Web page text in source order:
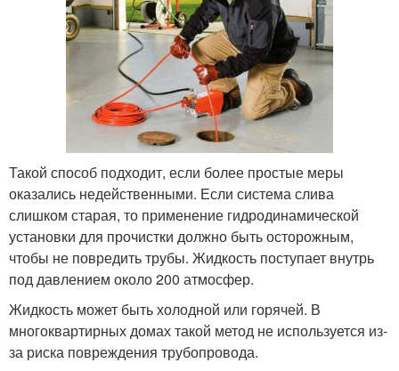
Такой способ подходит, если более простые меры
оказались недейственными. Если система слива
слишком старая, то применение гидродинамической
установки для прочистки должно быть осторожным,
чтобы не повредить трубы. Жидкость поступает внутрь
под давлением около 200 атмосфер.
Жидкость может быть холодной или горячей. В
многоквартирных домах такой метод не используется из-
за риска повреждения трубопровода.